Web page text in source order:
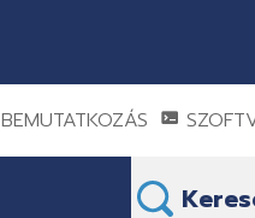
BEMUTATKOZÁS